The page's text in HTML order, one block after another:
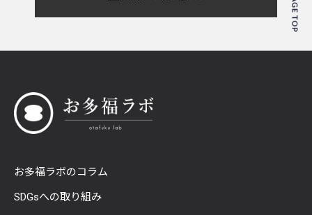
お多福ラボのコラム
SDGsへの取り組み